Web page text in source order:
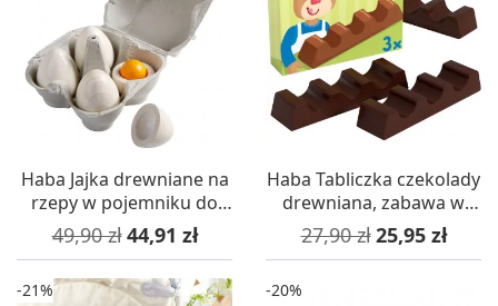
Haba Jajka drewniane na
rzepy w pojemniku do
zabawy w sklep
Cena podstawowa
49,90 zł Cena
44,91 zł
Haba Tabliczka czekolady
drewniana, zabawa w
sklep i gotowanie
Cena podstawowa
27,90 zł Cena
25,95 zł
-21% -20%